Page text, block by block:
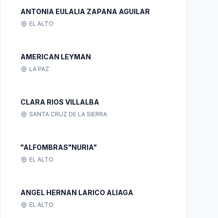
ANTONIA EULALIA ZAPANA AGUILAR
EL ALTO
AMERICAN LEYMAN
LA PAZ
CLARA RIOS VILLALBA
SANTA CRUZ DE LA SIERRA
"ALFOMBRAS"NURIA"
EL ALTO
ANGEL HERNAN LARICO ALIAGA
EL ALTO